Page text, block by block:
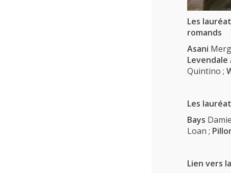
Les
romands
Asani
Levendale
Quintino ;
Les
Bays
Loan ;
Lien vers